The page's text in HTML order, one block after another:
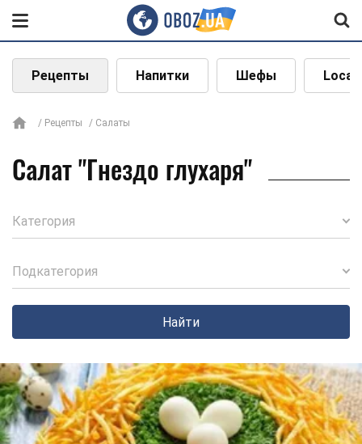
Рецепты Напитки Шефы Local
Рецепты Салаты
Салат "Гнездо глухаря"
Категория
Подкатегория
Найти